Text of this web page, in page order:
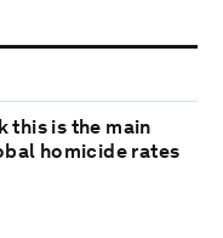
this is the main
homicide rates